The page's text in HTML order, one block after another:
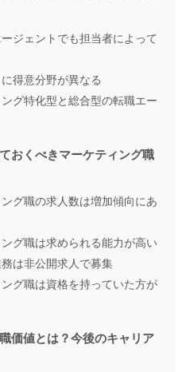
ジェントでも担当者によって
得意分野が異なる
グ特化型と総合型の転職エー
おくべきマーケティング職
グ職の求人数は増加傾向にあ
グ職は求められる能力が高い
は非公開求人で募集
グ職は資格を持っていた方が
価値とは？今後のキャリア